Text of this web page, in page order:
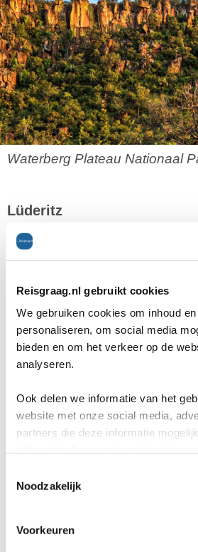
Reisgraag.nl gebruikt cookies
We gebruiken cookies om inhoud
personaliseren, om social media
bieden en om het verkeer op de
analyseren.
Ook delen we informatie van het
website met onze social media,
partners die deze informatie
Noodzakelijk
Voorkeuren
Waterberg Plateau Nationaal
Lüderitz
Aan een baai in het
belangrijke plaats voor de
tegenwoordig is er niet veel
mijnen. De stad staat nu
Verder vind je er het Agaat-
Museum en is het zeker een
schiereiland vlak bij de
geluk hebt misschien wel